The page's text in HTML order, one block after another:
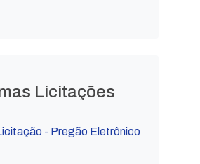
Licitações
- Pregão Eletrônico